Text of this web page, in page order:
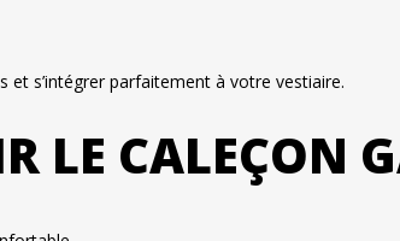
et s’intégrer parfaitement à votre vestiaire.
LE CALEÇON